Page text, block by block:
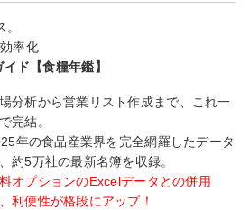
率化
ド【食糧年鑑】
分析から営業リスト作成まで、これ一
完結。
年の食品産業界を完全網羅したデータ
約5万社の最新名簿を収録。
オプションのExcelデータとの併用
利便性が格段にアップ！